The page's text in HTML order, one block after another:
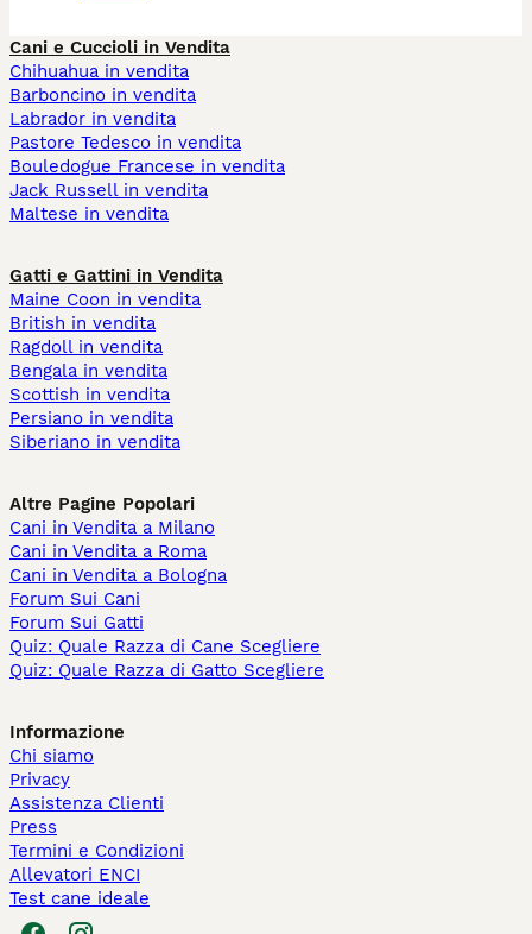
Cani e Cuccioli in Vendita
Chihuahua in vendita
Barboncino in vendita
Labrador in vendita
Pastore Tedesco in vendita
Bouledogue Francese in vendita
Jack Russell in vendita
Maltese in vendita
Gatti e Gattini in Vendita
Maine Coon in vendita
British in vendita
Ragdoll in vendita
Bengala in vendita
Scottish in vendita
Persiano in vendita
Siberiano in vendita
Altre Pagine Popolari
Cani in Vendita a Milano
Cani in Vendita a Roma
Cani in Vendita a Bologna
Forum Sui Cani
Forum Sui Gatti
Quiz: Quale Razza di Cane Scegliere
Quiz: Quale Razza di Gatto Scegliere
Informazione
Chi siamo
Privacy
Assistenza Clienti
Press
Termini e Condizioni
Allevatori ENCI
Test cane ideale